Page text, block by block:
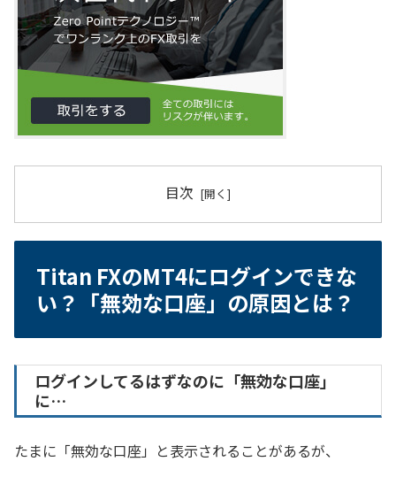
目次
Titan FXのMT4にログインできな
い？「無効な口座」の原因とは？
ログインしてるはずなのに「無効な口座」
に…
たまに「無効な口座」と表示されることがあるが、